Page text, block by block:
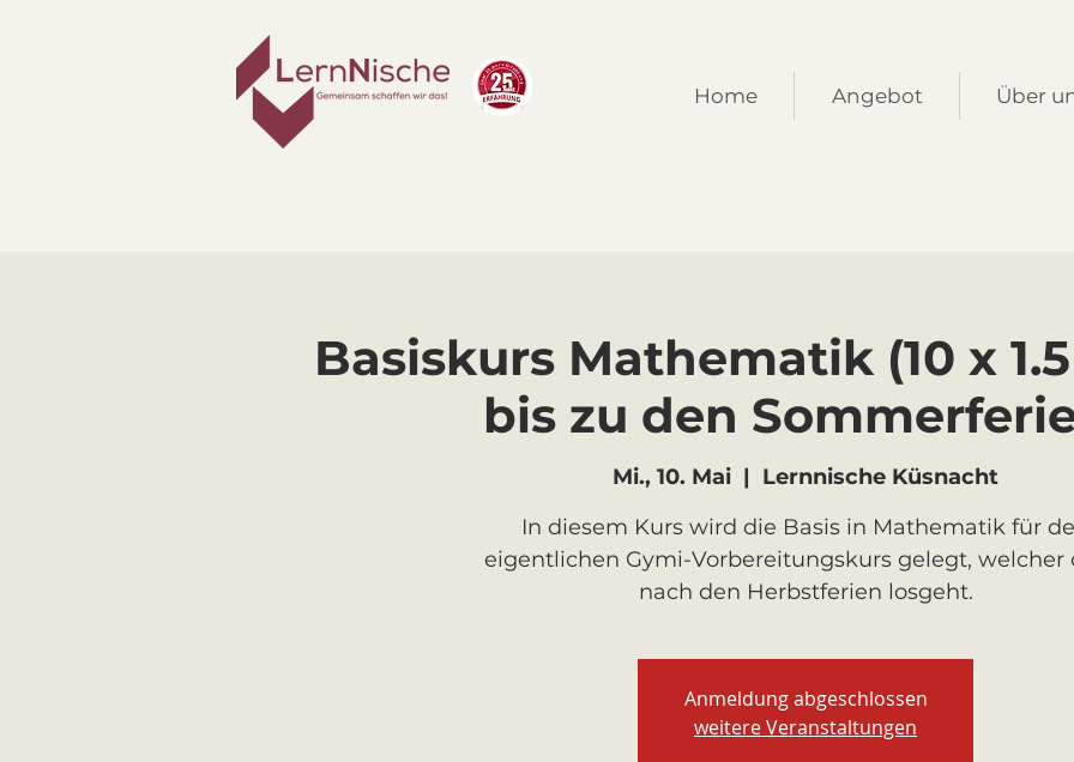
Home Angebot Über
Basiskurs Mathematik (10 x
bis zu den
Mi., 10. Mai
  |
Lernnische Küsnacht
In diesem Kurs wird die Basis in Mathematik für
eigentlichen Gymi-Vorbereitungskurs gelegt, welcher
nach den Herbstferien losgeht.
Anmeldung abgeschlossen
weitere Veranstaltungen